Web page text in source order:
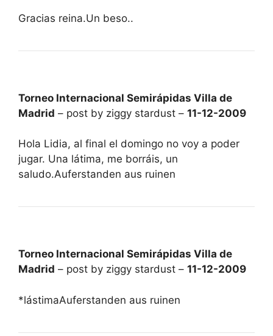
Gracias reina.Un beso..
Torneo Internacional Semirápidas Villa de
Madrid – post by ziggy stardust – 11-12-2009
Hola Lidia, al final el domingo no voy a poder
jugar. Una látima, me borráis, un
saludo.Auferstanden aus ruinen
Torneo Internacional Semirápidas Villa de
Madrid – post by ziggy stardust – 11-12-2009
*lástimaAuferstanden aus ruinen